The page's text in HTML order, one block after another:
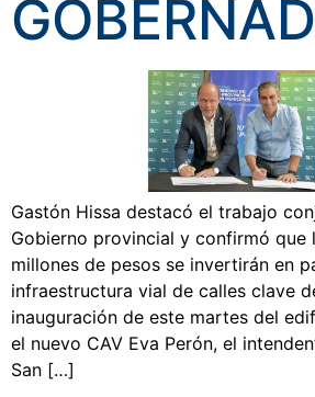
Gastón Hissa destacó el trabajo
Gobierno provincial y confirmó que
millones de pesos se invertirán en
infraestructura vial de calles clave
inauguración de este martes del
el nuevo CAV Eva Perón, el
San […]